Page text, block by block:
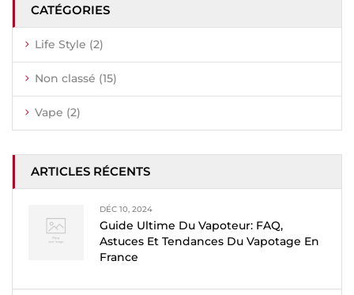
CATÉGORIES
Life Style (2)
Non classé (15)
Vape (2)
ARTICLES RÉCENTS
DÉC 10, 2024
Guide Ultime Du Vapoteur: FAQ,
Astuces Et Tendances Du Vapotage En
France